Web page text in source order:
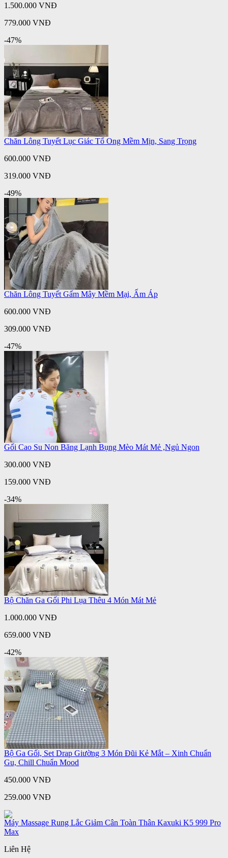
1.500.000 VNĐ
779.000 VNĐ
-47%
Chăn Lông Tuyết Lục Giác Tổ Ong Mềm Mịn, Sang Trọng
600.000 VNĐ
319.000 VNĐ
-49%
Chăn Lông Tuyết Gấm Mây Mềm Mại, Ấm Áp
600.000 VNĐ
309.000 VNĐ
-47%
Gối Cao Su Non Băng Lạnh Bụng Mèo Mát Mẻ ,Ngủ Ngon
300.000 VNĐ
159.000 VNĐ
-34%
Bộ Chăn Ga Gối Phi Lụa Thêu 4 Món Mát Mẻ
1.000.000 VNĐ
659.000 VNĐ
-42%
Bộ Ga Gối, Set Drap Giường 3 Món Đũi Kẻ Mắt – Xinh Chuẩn
Gu, Chill Chuẩn Mood
450.000 VNĐ
259.000 VNĐ
Máy Massage Rung Lắc Giảm Cân Toàn Thân Kaxuki K5 999 Pro
Max
Liên Hệ